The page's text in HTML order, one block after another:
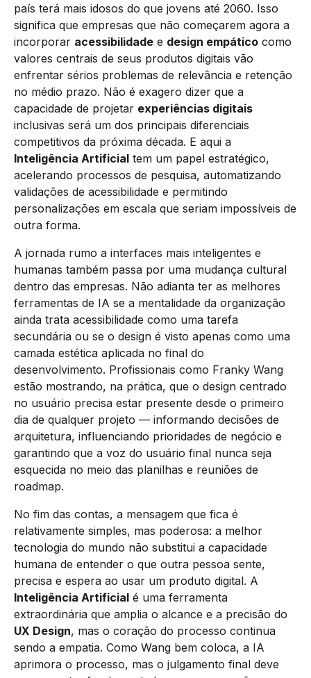
país terá mais idosos do que jovens até 2060. Isso
significa que empresas que não começarem agora a
incorporar acessibilidade e design empático como
valores centrais de seus produtos digitais vão
enfrentar sérios problemas de relevância e retenção
no médio prazo. Não é exagero dizer que a
capacidade de projetar experiências digitais
inclusivas será um dos principais diferenciais
competitivos da próxima década. E aqui a
Inteligência Artificial tem um papel estratégico,
acelerando processos de pesquisa, automatizando
validações de acessibilidade e permitindo
personalizações em escala que seriam impossíveis de
outra forma.
A jornada rumo a interfaces mais inteligentes e
humanas também passa por uma mudança cultural
dentro das empresas. Não adianta ter as melhores
ferramentas de IA se a mentalidade da organização
ainda trata acessibilidade como uma tarefa
secundária ou se o design é visto apenas como uma
camada estética aplicada no final do
desenvolvimento. Profissionais como Franky Wang
estão mostrando, na prática, que o design centrado
no usuário precisa estar presente desde o primeiro
dia de qualquer projeto — informando decisões de
arquitetura, influenciando prioridades de negócio e
garantindo que a voz do usuário final nunca seja
esquecida no meio das planilhas e reuniões de
roadmap.
No fim das contas, a mensagem que fica é
relativamente simples, mas poderosa: a melhor
tecnologia do mundo não substitui a capacidade
humana de entender o que outra pessoa sente,
precisa e espera ao usar um produto digital. A
Inteligência Artificial é uma ferramenta
extraordinária que amplia o alcance e a precisão do
UX Design, mas o coração do processo continua
sendo a empatia. Como Wang bem coloca, a IA
aprimora o processo, mas o julgamento final deve